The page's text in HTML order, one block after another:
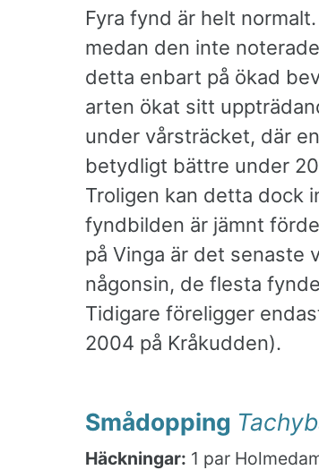
Fyra fynd är helt
medan den inte
detta enbart på ökad
arten ökat sitt
under vårsträcket, där
betydligt bättre under
Troligen kan detta dock
fyndbilden är jämnt
på Vinga är det senaste
någonsin, de flesta
Tidigare föreligger
2004 på Kråkudden).
Smådopping
Häckningar: 1 par